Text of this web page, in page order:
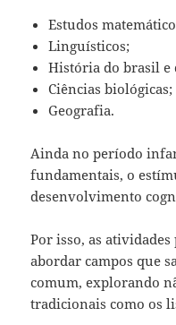
Estudos
Linguísticos;
História do brasil e
Ciências biológicas;
Geografia.
Ainda no período
fundamentais, o
desenvolvimento
Por isso, as
abordar campos que
comum, explorando
tradicionais como os